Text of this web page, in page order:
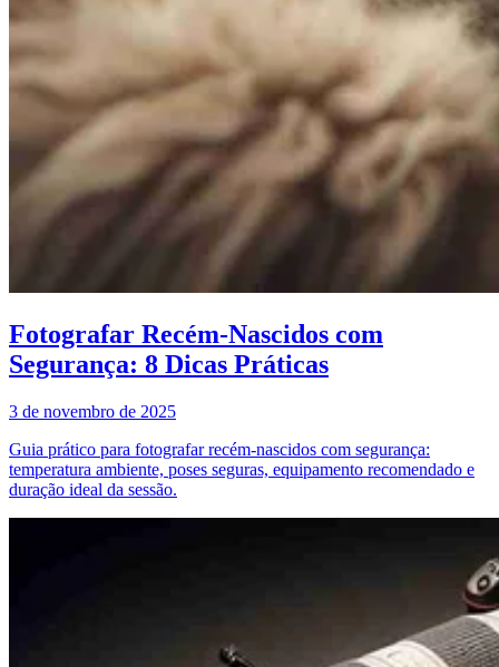
Fotografar Recém-Nascidos com
Segurança: 8 Dicas Práticas
3 de novembro de 2025
Guia prático para fotografar recém-nascidos com segurança:
temperatura ambiente, poses seguras, equipamento recomendado e
duração ideal da sessão.